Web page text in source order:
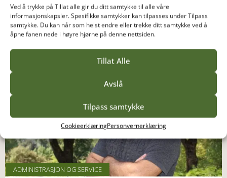
Ved å trykke på Tillat alle gir du ditt samtykke til alle våre
informasjonskapsler. Spesifikke samtykker kan tilpasses under Tilpass
samtykke. Du kan når som helst endre eller trekke ditt samtykke ved å
åpne fanen nede i høyre hjørne på denne nettsiden.
Tillat Alle
Avslå
Tilpass samtykke
CookieerklæringPersonvernerklæring
christina.buri@vea-fs.no
Les mer om Christina Buri
ADMINISTRASJON OG SERVICE